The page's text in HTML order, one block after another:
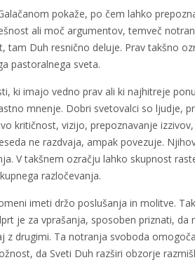
pokaže, po čem lahko
ali moč argumentov, temveč
tam Duh resnično deluje. Prav takšno
pastoralnega sveta.
ki imajo vedno prav ali ki najhitreje
mnenje. Dobri svetovalci so ljudje,
kritičnost, vizijo, prepoznavanje
ne razdvaja, ampak povezuje.
V takšnem ozračju lahko skupnost
razločevanja.
imeti držo poslušanja in molitve.
je za vprašanja, sposoben priznati,
z drugimi. Ta notranja svoboda
da Sveti Duh razširi obzorje